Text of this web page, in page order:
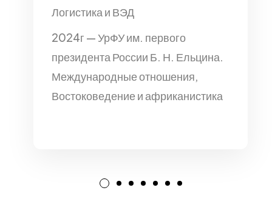
Логистика и ВЭД
2024г — УрФУ им. первого
президента России Б. Н. Ельцина.
Международные отношения,
Востоковедение и африканистика